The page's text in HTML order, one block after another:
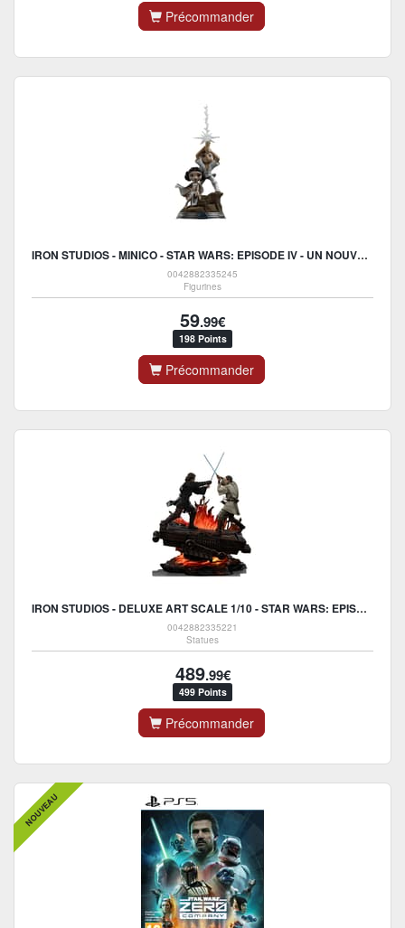
Précommander
IRON STUDIOS - MINICO - STAR WARS: EPISODE IV - UN NOUVEL ESPOIR - LUKE ET LEIA STATUE 28CM
0042882335245
Figurines
59.99€
198 Points
Précommander
IRON STUDIOS - DELUXE ART SCALE 1/10 - STAR WARS: EPISODE III - LA REVANCHE DES SITH - ANAKIN VS OBI-WAN STATUE 34CM
0042882335221
Statues
489.99€
499 Points
Précommander
NOUVEAU